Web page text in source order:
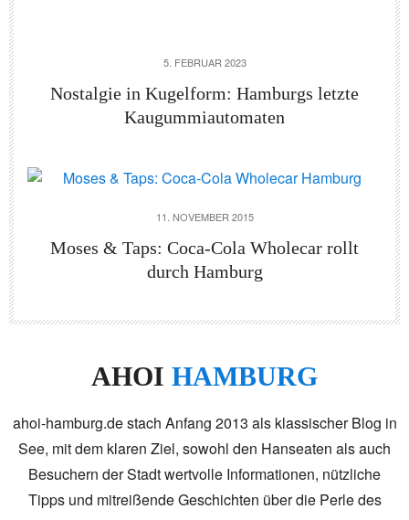
5. FEBRUAR 2023
Nostalgie in Kugelform: Hamburgs letzte
Kaugummiautomaten
11. NOVEMBER 2015
Moses & Taps: Coca-Cola Wholecar rollt
durch Hamburg
AHOI HAMBURG
ahoi-hamburg.de stach Anfang 2013 als klassischer Blog in
See, mit dem klaren Ziel, sowohl den Hanseaten als auch
Besuchern der Stadt wertvolle Informationen, nützliche
Tipps und mitreißende Geschichten über die Perle des